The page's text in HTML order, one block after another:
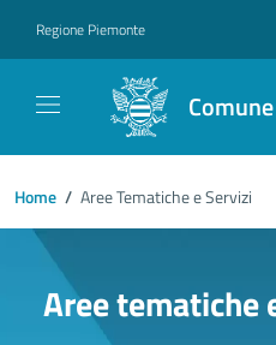
Regione Piemonte
Home / Aree Tematiche e Servizi
Aree tematiche